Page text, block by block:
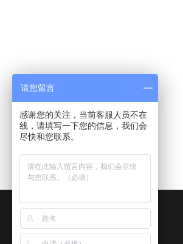
请您留言
感谢您的关注，当前客服人员不在
线，请填写一下您的信息，我们会
尽快和您联系。